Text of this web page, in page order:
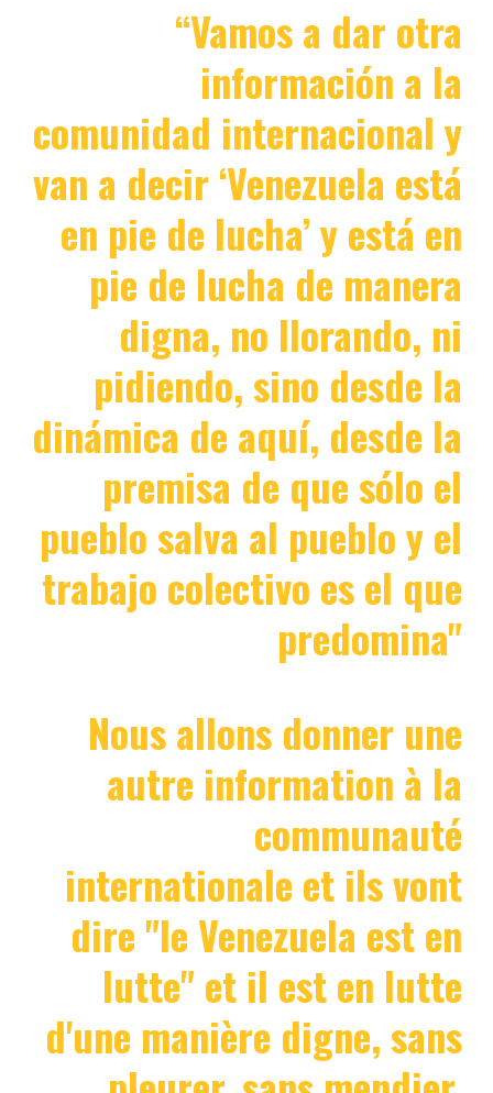
“Vamos a dar otra
información a la
comunidad internacional y
van a decir ‘Venezuela está
en pie de lucha’ y está en
pie de lucha de manera
digna, no llorando, ni
pidiendo, sino desde la
dinámica de aquí, desde la
premisa de que sólo el
pueblo salva al pueblo y el
trabajo colectivo es el que
predomina"
Nous allons donner une
autre information à la
communauté
internationale et ils vont
dire "le Venezuela est en
lutte" et il est en lutte
d'une manière digne, sans